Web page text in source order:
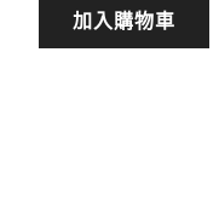
價
格：
加入購物車